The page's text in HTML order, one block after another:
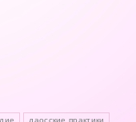
даосские практики